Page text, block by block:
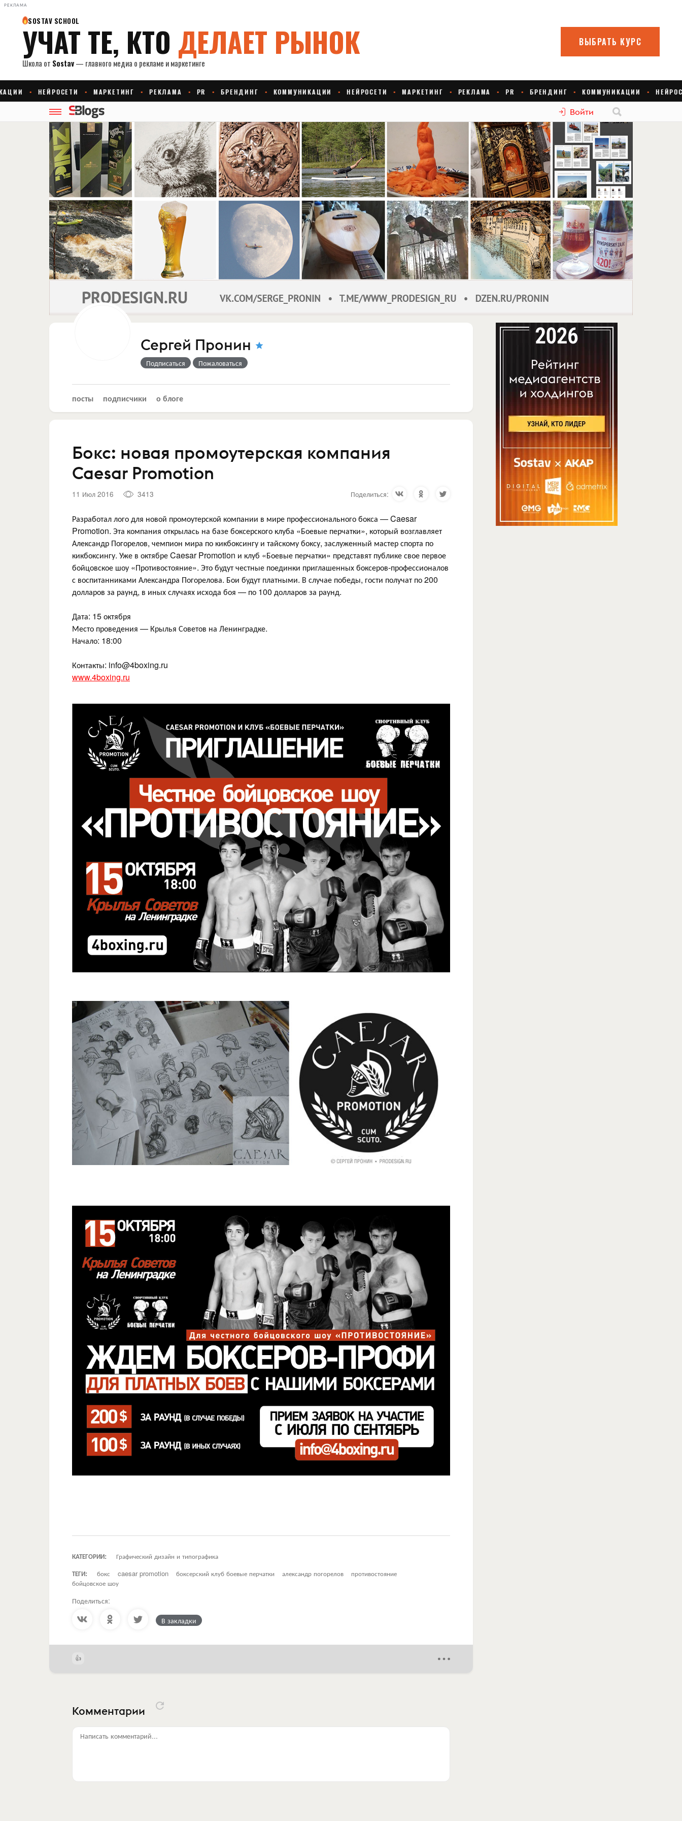
РЕКЛАМА
Войти
Сергей Пронин
Подписаться Пожаловаться
посты подписчики о блоге
Бокс: новая промоутерская компания
Caesar Promotion
11 Июл 2016 3413 Поделиться:
Разработал лого для новой промоутерской компании в мире профессионального бокса — Caesar
Promotion. Эта компания открылась на базе боксерского клуба «Боевые перчатки», который возглавляет
Александр Погорелов, чемпион мира по кикбоксингу и тайскому боксу, заслуженный мастер спорта по
кикбоксингу. Уже в октябре Caesar Promotion и клуб «Боевые перчатки» представят публике свое первое
бойцовское шоу «Противостояние». Это будут честные поединки приглашенных боксеров-профессионалов
с воспитанниками Александра Погорелова. Бои будут платными. В случае победы, гости получат по 200
долларов за раунд, в иных случаях исхода боя — по 100 долларов за раунд.
Дата: 15 октября
Место проведения — Крылья Советов на Ленинградке.
Начало: 18:00
Контакты: info@4boxing.ru
www.4boxing.ru
КАТЕГОРИИ:
Графический дизайн и типографика
ТЕГИ:
бокс caesar promotion боксерский клуб боевые перчатки александр погорелов
противостояние
бойцовское шоу
Поделиться:
В закладки
Комментарии
Написать комментарий...